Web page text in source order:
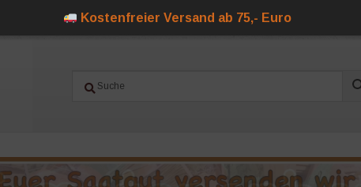
Kostenfreier Versand ab 75,- Euro